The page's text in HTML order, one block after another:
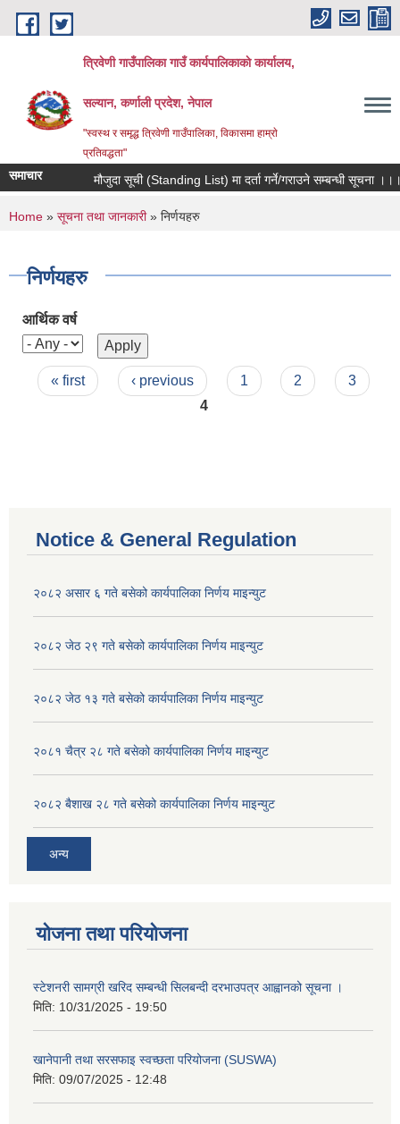
Skip to main content
त्रिवेणी गाउँपालिका गाउँ कार्यपालिकाकाे कार्यालय,
सल्यान, कर्णाली प्रदेश, नेपाल
"स्वस्थ र समृद्ध त्रिवेणी गाउँपालिका, विकासमा हाम्राे
प्रतिवद्धता"
समाचार मौजुदा सूची (Standing List) मा दर्ता गर्ने/गराउने सम्बन्धी सूचना ।।।
You are here
Home » सूचना तथा जानकारी» निर्णयहरु
निर्णयहरु
आर्थिक वर्ष
Pages
« first ‹ previous 1 2
3
4
Notice & General Regulation
२०८२ असार ६ गते बसेको कार्यपालिका निर्णय माइन्युट
२०८२ जेठ २९ गते बसेको कार्यपालिका निर्णय माइन्युट
२०८२ जेठ १३ गते बसेको कार्यपालिका निर्णय माइन्युट
२०८१ चैत्र २८ गते बसेको कार्यपालिका निर्णय माइन्युट
२०८२ बैशाख २८ गते बसेको कार्यपालिका निर्णय माइन्युट
अन्य
योजना तथा परियोजना
स्टेशनरी सामग्री खरिद सम्बन्धी सिलबन्दी दरभाउपत्र आह्वानको सूचना ।
मिति: 10/31/2025 - 19:50
खानेपानी तथा सरसफाइ स्वच्छता परियोजना (SUSWA)
मिति: 09/07/2025 - 12:48